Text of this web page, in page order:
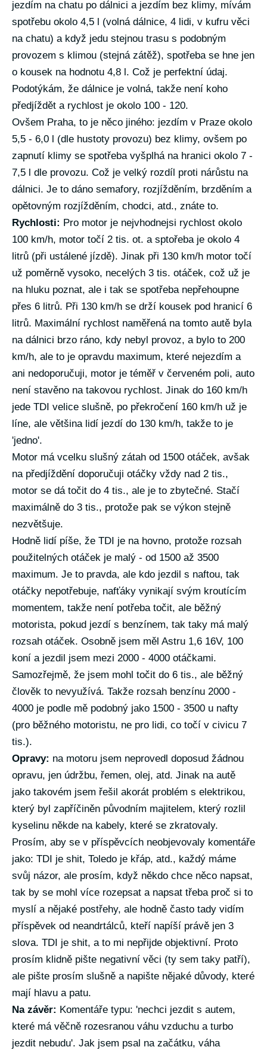
jezdím na chatu po dálnici a jezdím bez klimy, mívám
spotřebu okolo 4,5 l (volná dálnice, 4 lidi, v kufru věci
na chatu) a když jedu stejnou trasu s podobným
provozem s klimou (stejná zátěž), spotřeba se hne jen
o kousek na hodnotu 4,8 l. Což je perfektní údaj.
Podotýkám, že dálnice je volná, takže není koho
předjíždět a rychlost je okolo 100 - 120.
Ovšem Praha, to je něco jiného: jezdím v Praze okolo
5,5 - 6,0 l (dle hustoty provozu) bez klimy, ovšem po
zapnutí klimy se spotřeba vyšplhá na hranici okolo 7 -
7,5 l dle provozu. Což je velký rozdíl proti nárůstu na
dálnici. Je to dáno semafory, rozjížděním, brzděním a
opětovným rozjížděním, chodci, atd., znáte to.
Rychlosti: Pro motor je nejvhodnejsi rychlost okolo
100 km/h, motor točí 2 tis. ot. a sptořeba je okolo 4
litrů (při ustálené jízdě). Jinak při 130 km/h motor točí
už poměrně vysoko, necelých 3 tis. otáček, což už je
na hluku poznat, ale i tak se spotřeba nepřehoupne
přes 6 litrů. Při 130 km/h se drží kousek pod hranicí 6
litrů. Maximální rychlost naměřená na tomto autě byla
na dálnici brzo ráno, kdy nebyl provoz, a bylo to 200
km/h, ale to je opravdu maximum, které nejezdím a
ani nedoporučuji, motor je téměř v červeném poli, auto
není stavěno na takovou rychlost. Jinak do 160 km/h
jede TDI velice slušně, po překročení 160 km/h už je
líne, ale většina lidí jezdí do 130 km/h, takže to je
'jedno'.
Motor má vcelku slušný zátah od 1500 otáček, avšak
na předjíždění doporučuji otáčky vždy nad 2 tis.,
motor se dá točit do 4 tis., ale je to zbytečné. Stačí
maximálně do 3 tis., protože pak se výkon stejně
nezvětšuje.
Hodně lidí píše, že TDI je na hovno, protože rozsah
použitelných otáček je malý - od 1500 až 3500
maximum. Je to pravda, ale kdo jezdil s naftou, tak
otáčky nepotřebuje, nafťáky vynikají svým kroutícím
momentem, takže není potřeba točit, ale běžný
motorista, pokud jezdí s benzínem, tak taky má malý
rozsah otáček. Osobně jsem měl Astru 1,6 16V, 100
koní a jezdil jsem mezi 2000 - 4000 otáčkami.
Samozřejmě, že jsem mohl točit do 6 tis., ale běžný
člověk to nevyužívá. Takže rozsah benzínu 2000 -
4000 je podle mě podobný jako 1500 - 3500 u nafty
(pro běžného motoristu, ne pro lidi, co točí v civicu 7
tis.).
Opravy: na motoru jsem neprovedl doposud žádnou
opravu, jen údržbu, řemen, olej, atd. Jinak na autě
jako takovém jsem řešil akorát problém s elektrikou,
který byl zapříčiněn původním majitelem, který rozlil
kyselinu někde na kabely, které se zkratovaly.
Prosím, aby se v příspěvcích neobjevovaly komentáře
jako: TDI je shit, Toledo je křáp, atd., každý máme
svůj názor, ale prosím, když někdo chce něco napsat,
tak by se mohl více rozepsat a napsat třeba proč si to
myslí a nějaké postřehy, ale hodně často tady vidím
příspěvek od neandrtálců, kteří napíší právě jen 3
slova. TDI je shit, a to mi nepřijde objektivní. Proto
prosím klidně pište negativní věci (ty sem taky patří),
ale pište prosím slušně a napište nějaké důvody, které
mají hlavu a patu.
Na závěr: Komentáře typu: 'nechci jezdit s autem,
které má věčně rozesranou váhu vzduchu a turbo
jezdit nebudu'. Jak jsem psal na začátku, váha